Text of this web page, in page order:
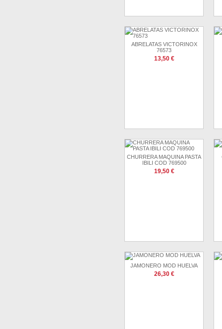
ABRELATAS VICTORINOX
76573
13,50 €
CHURRERA MAQUINA PASTA
IBILI COD 769500
19,50 €
JAMONERO MOD HUELVA
26,30 €